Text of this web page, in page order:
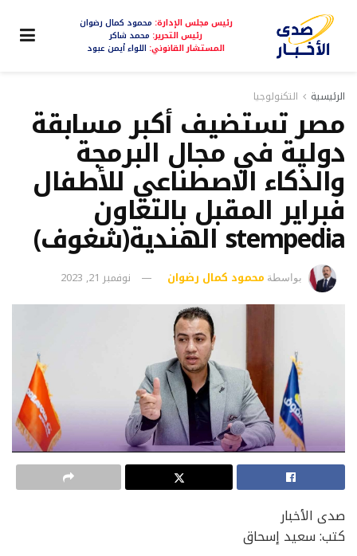
رئيس مجلس الإدارة: محمود كمال رضوان
رئيس التحرير: محمد شاكر
المستشار القانوني: اللواء أيمن عبود
الرئيسية التكنولوجيا
مصر تستضيف أكبر مسابقة
دولية في مجال البرمجة
والذكاء الاصطناعي للأطفال
فبراير المقبل بالتعاون
stempedia الهندية(شغوف)
بواسطة محمود كمال رضوان نوفمبر 21, 2023
صدى الأخبار
كتب: سعيد إسحاق